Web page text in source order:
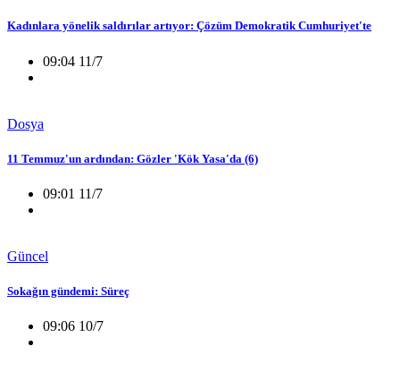
Kadınlara yönelik saldırılar artıyor: Çözüm Demokratik Cumhuriyet'te
09:04 11/7
Dosya
11 Temmuz'un ardından: Gözler 'Kök Yasa'da (6)
09:01 11/7
Güncel
Sokağın gündemi: Süreç
09:06 10/7